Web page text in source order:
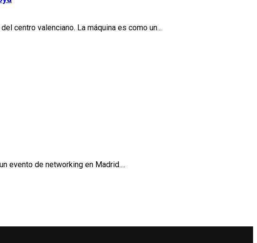
centro valenciano. La máquina es como un...
evento de networking en Madrid....